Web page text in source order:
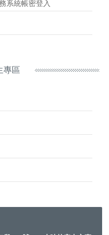
系統帳密登入
專區